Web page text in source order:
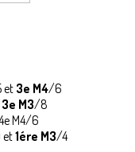
et 3e M4/6
3e M3/8
M4/6
et1ére M3/4